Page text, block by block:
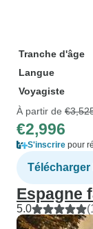
Tranche d'âge
Langue
Voyagiste
À partir de
€2,996
S'inscrire pour
Espagne
5.0